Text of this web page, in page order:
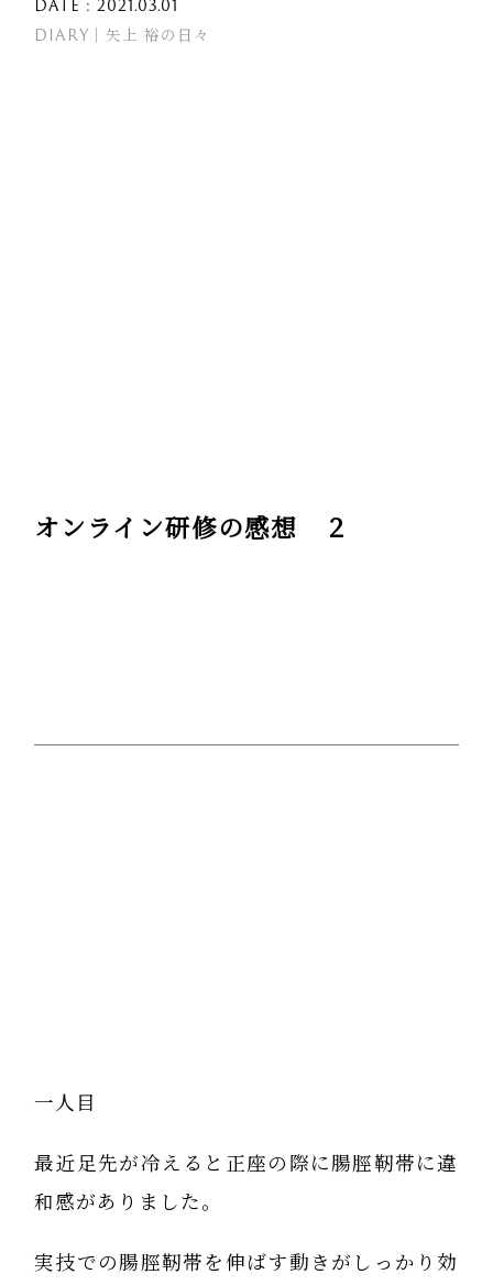
DATE : 2021.03.01
DIARY｜矢上 裕の日々
オンライン研修の感想 ２
一人目
最近足先が冷えると正座の際に腸脛靭帯に違
和感がありました。
実技での腸脛靭帯を伸ばす動きがしっかり効